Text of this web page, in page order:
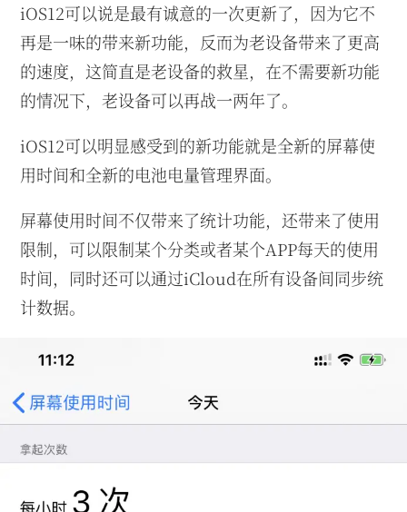
iOS12可以说是最有诚意的一次更新了，因为它不
再是一味的带来新功能，反而为老设备带来了更高
的速度，这简直是老设备的救星，在不需要新功能
的情况下，老设备可以再战一两年了。
iOS12可以明显感受到的新功能就是全新的屏幕使
用时间和全新的电池电量管理界面。
屏幕使用时间不仅带来了统计功能，还带来了使用
限制，可以限制某个分类或者某个APP每天的使用
时间，同时还可以通过iCloud在所有设备间同步统
计数据。